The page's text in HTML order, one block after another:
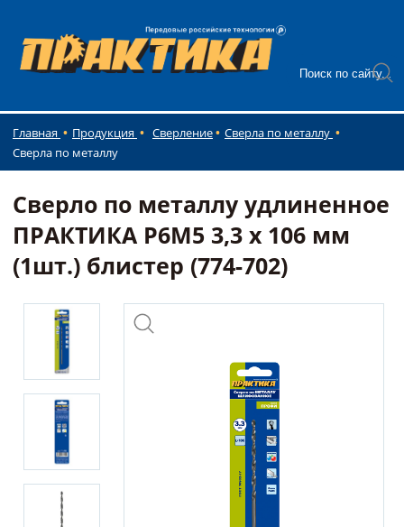
Главная Продукция Сверление
Сверла по металлу
Сверла по металлу
Сверло по металлу удлиненное
ПРАКТИКА Р6М5 3,3 х 106 мм
(1шт.) блистер (774-702)